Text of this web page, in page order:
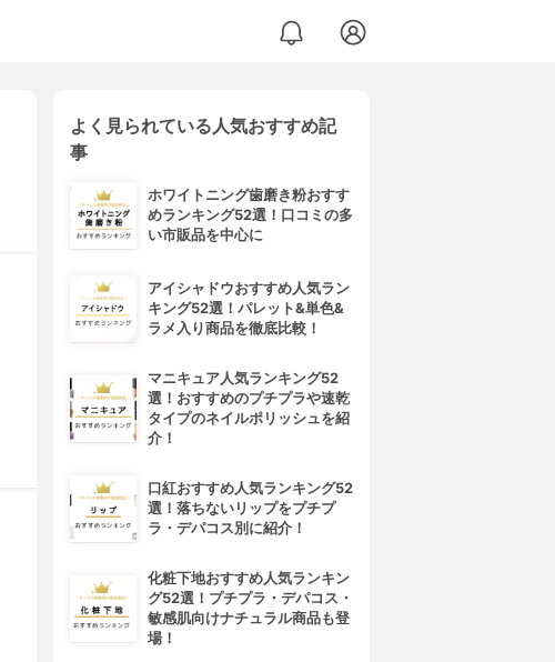
よく見られている人気おすすめ記
事
ホワイトニング歯磨き粉おすす
めランキング52選！口コミの多
い市販品を中心に
アイシャドウおすすめ人気ラン
キング52選！パレット&単色&
ラメ入り商品を徹底比較！
マニキュア人気ランキング52
選！おすすめのプチプラや速乾
タイプのネイルポリッシュを紹
介！
口紅おすすめ人気ランキング52
選！落ちないリップをプチプ
ラ・デパコス別に紹介！
化粧下地おすすめ人気ランキン
グ52選！プチプラ・デパコス・
敏感肌向けナチュラル商品も登
場！